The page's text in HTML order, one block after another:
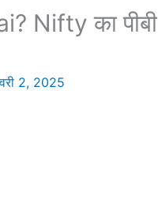
Nifty का पीबी
2, 2025